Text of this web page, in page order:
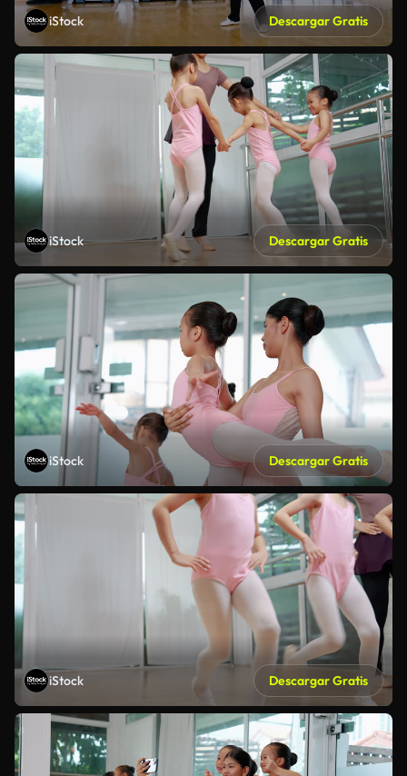
iStock Descargar Gratis
iStock Descargar Gratis
iStock Descargar Gratis
iStock Descargar Gratis